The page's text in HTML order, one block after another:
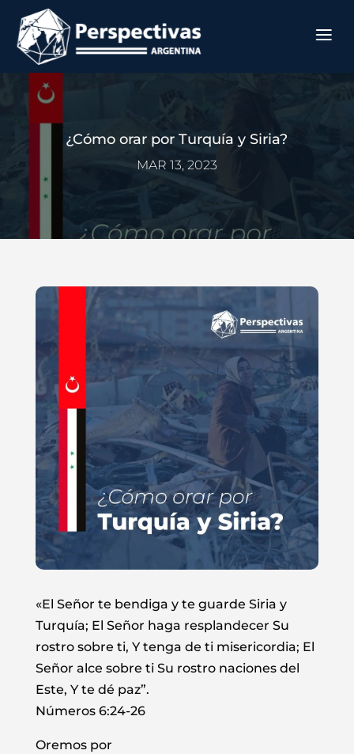
¿Cómo orar por Turquía y Siria?
MAR 13, 2023
«El Señor te bendiga y te guarde Siria y
Turquía; El Señor haga resplandecer Su
rostro sobre ti, Y tenga de ti misericordia; El
Señor alce sobre ti Su rostro naciones del
Este, Y te dé paz”.
Números 6:24‭-‬26
Oremos por